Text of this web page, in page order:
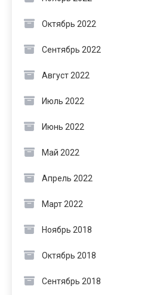
Октябрь 2022
Сентябрь 2022
Август 2022
Июль 2022
Июнь 2022
Май 2022
Апрель 2022
Март 2022
Ноябрь 2018
Октябрь 2018
Сентябрь 2018